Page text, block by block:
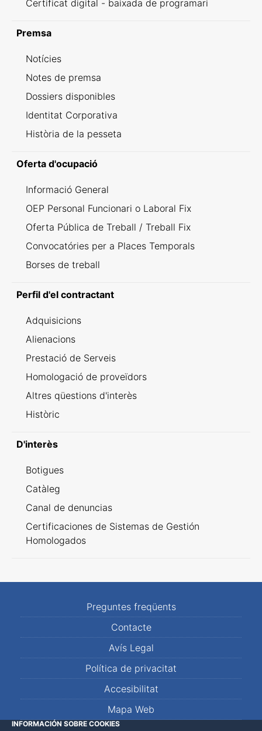
Certificat digital - baixada de programari
Premsa
Notícies
Notes de premsa
Dossiers disponibles
Identitat Corporativa
Història de la pesseta
Oferta d'ocupació
Informació General
OEP Personal Funcionari o Laboral Fix
Oferta Pública de Treball / Treball Fix
Convocatóries per a Places Temporals
Borses de treball
Perfil d'el contractant
Adquisicions
Alienacions
Prestació de Serveis
Homologació de proveïdors
Altres qüestions d'interès
Històric
D'interès
Botigues
Catàleg
Canal de denuncias
Certificaciones de Sistemas de Gestión
Homologados
Preguntes freqüents
Contacte
Avís Legal
Política de privacitat
Accesibilitat
Mapa Web
INFORMACIÓN SOBRE COOKIES